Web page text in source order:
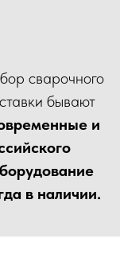
сварочного
бывают
и
в наличии.